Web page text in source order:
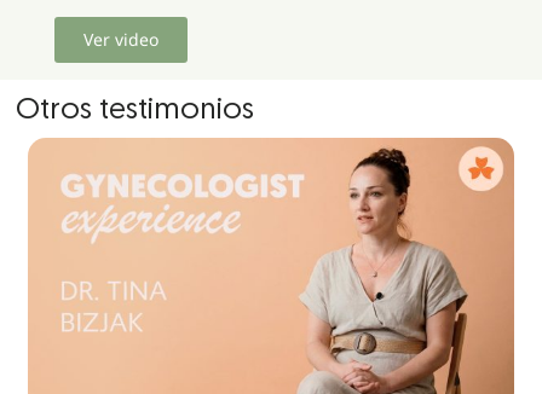
Ver video
Otros testimonios